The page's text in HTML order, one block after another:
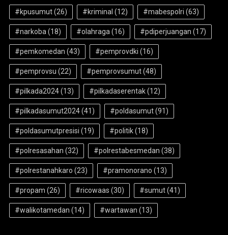
#kpusumut(26) #kriminal (12) #mabespolri (63)
#narkoba (18) #olahraga (16) #pdiperjuangan (17)
#pemkomedan (43) #pemprovdki (16)
#pemprovsu (22) #pemprovsumut(48)
#pilkada2024(13) #pilkadaserentak(12)
#pilkadasumut2024(41) #poldasumut(91)
#poldasumutpresisi (19) #politik(18)
#polresasahan (32) #polrestabesmedan (38)
#polrestanahkaro (23) #pramonorano (13)
#propam (26) #ricowaas (30) #sumut(41)
#walikotamedan (14) #wartawan (13)